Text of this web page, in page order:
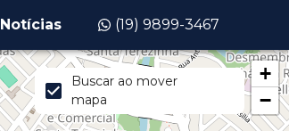
Notícias (19) 9899-3467
+
−
Buscar ao mover
mapa